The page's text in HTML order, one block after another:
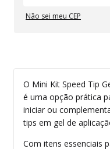
Não sei meu CEP
O Mini Kit Speed Tip
é uma opção prática
iniciar ou
tips em gel de
Com itens essenciais